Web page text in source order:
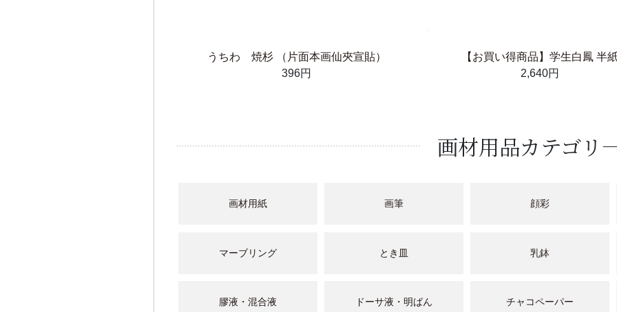
うちわ 焼杉 （片面本画仙夾宣貼）
396円
【お買い得商品】学生白鳳 半
2,640円
画材用品カテゴリ
画材用紙 画筆 顔彩
マーブリング とき皿 乳鉢
膠液・混合液 ドーサ液・明ばん チャコペーパー